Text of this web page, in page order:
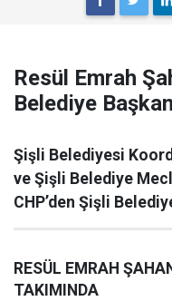
Resül Emrah
Belediye
Şişli Belediyesi
ve Şişli Belediye
CHP’den Şişli
RESÜL EMRAH
TAKIMINDA